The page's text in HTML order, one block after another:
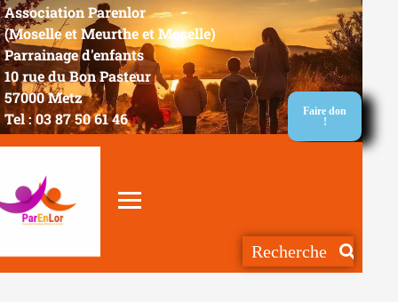
Association Parenlor
(Moselle et Meurthe et Moselle)
Parrainage d'enfants
10 rue du Bon Pasteur
57000 Metz
Tel : 03 87 50 61 46
Faire don
!